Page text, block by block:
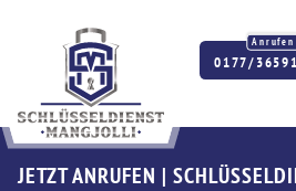
0177/
JETZT ANRUFEN |